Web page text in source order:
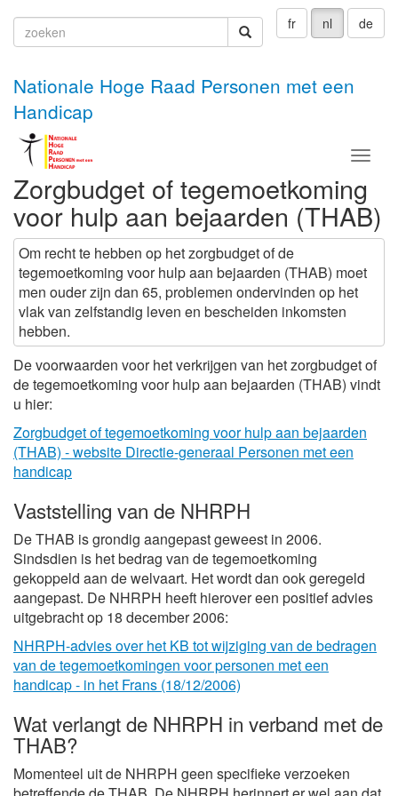
fr nl de
zoeken
Nationale Hoge Raad Personen met een
Handicap
Menu
Zorgbudget of tegemoetkoming
voor hulp aan bejaarden (THAB)
Om recht te hebben op het zorgbudget of de
tegemoetkoming voor hulp aan bejaarden (THAB) moet
men ouder zijn dan 65, problemen ondervinden op het
vlak van zelfstandig leven en bescheiden inkomsten
hebben.
De voorwaarden voor het verkrijgen van het zorgbudget of
de tegemoetkoming voor hulp aan bejaarden (THAB) vindt
u hier:
Zorgbudget of tegemoetkoming voor hulp aan bejaarden
(THAB) - website Directie-generaal Personen met een
handicap
Vaststelling van de NHRPH
De THAB is grondig aangepast geweest in 2006.
Sindsdien is het bedrag van de tegemoetkoming
gekoppeld aan de welvaart. Het wordt dan ook geregeld
aangepast. De NHRPH heeft hierover een positief advies
uitgebracht op 18 december 2006:
NHRPH-advies over het KB tot wijziging van de bedragen
van de tegemoetkomingen voor personen met een
handicap - in het Frans (18/12/2006)
Wat verlangt de NHRPH in verband met de
THAB?
Momenteel uit de NHRPH geen specifieke verzoeken